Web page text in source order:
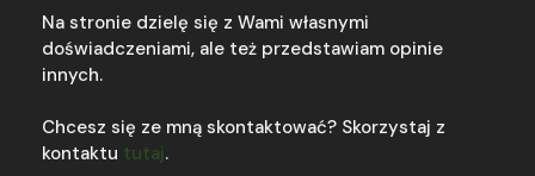
Na stronie dzielę się z Wami własnymi
doświadczeniami, ale też przedstawiam opinie
innych.
Chcesz się ze mną skontaktować? Skorzystaj z
kontaktu tutaj.